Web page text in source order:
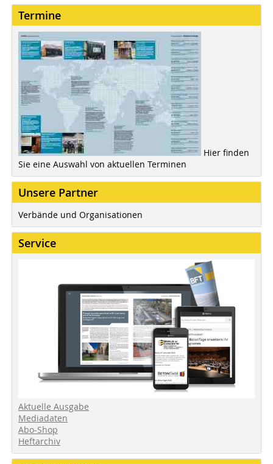
Termine
Hier finden
Sie eine Auswahl von aktuellen Terminen
Unsere Partner
Verbände und Organisationen
Service
Aktuelle Ausgabe
Mediadaten
Abo-Shop
Heftarchiv